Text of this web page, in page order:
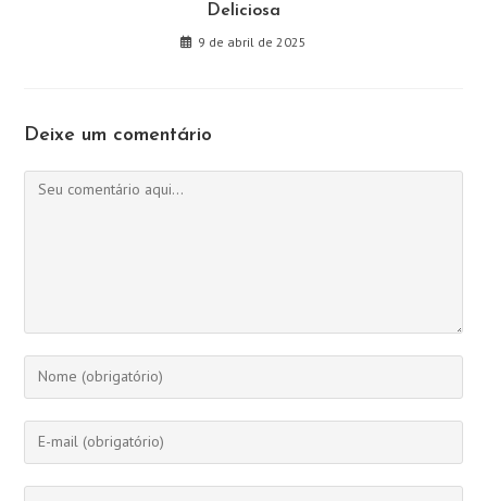
Deliciosa
9 de abril de 2025
Deixe um comentário
Comentário
Digite
seu
nome
ou
Digite
seu
endereço